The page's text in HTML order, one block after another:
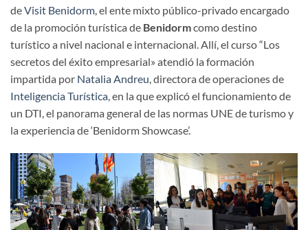
deVisit Benidorm, el ente mixto público-privado encargado
de la promoción turística de Benidormcomo destino
turístico a nivel nacional e internacional. Allí, el curso “Los
secretos del éxito empresarial» atendió la formación
impartida por Natalia Andreu, directora de operaciones de
Inteligencia Turística, en la que explicó el funcionamiento de
un DTI, el panorama general de las normas UNE de turismo y
la experiencia de ‘Benidorm Showcase’.